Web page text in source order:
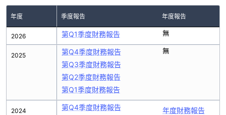
年度 季度報告 年度報告
2026
2025
2024
第Q1季度財務報告 無
第Q4季度財務報告
第Q3季度財務報告
第Q2季度財務報告
第Q1季度財務報告
無
第Q4季度財務報告
年度財務報告